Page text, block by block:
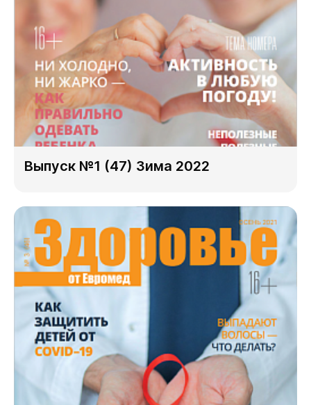
Выпуск №1 (47) Зима 2022